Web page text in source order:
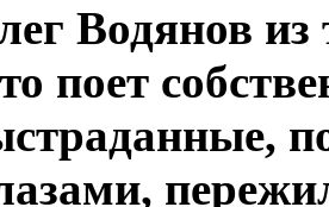
Водянов из
поет